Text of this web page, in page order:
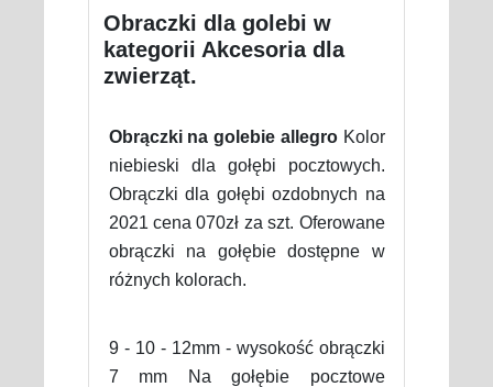
Obraczki dla golebi w
kategorii Akcesoria dla
zwierząt.
Obrączki na golebie allegroKolor
niebieski dla gołębi pocztowych.
Obrączki dla gołębi ozdobnych na
2021 cena 070zł za szt. Oferowane
obrączki na gołębie dostępne w
różnych kolorach.
9 - 10 - 12mm - wysokość obrączki
7 mm Na gołębie pocztowe